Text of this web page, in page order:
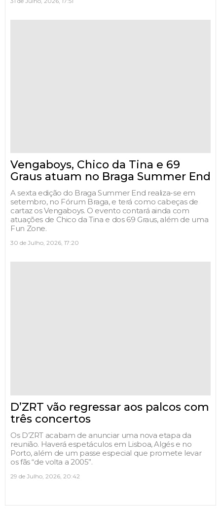
Vengaboys, Chico da Tina e 69
Graus atuam no Braga Summer End
A sexta edição do Braga Summer End realiza-se em
setembro, no Fórum Braga, e terá como cabeças de
cartaz os Vengaboys. O evento contará ainda com
atuações de Chico da Tina e dos 69 Graus, além de uma
Fun Zone.
30 de Julho, 2026, 17:20
D’ZRT vão regressar aos palcos com
três concertos
Os D’ZRT acabam de anunciar uma nova etapa da
reunião. Haverá espetáculos em Lisboa, Algés e no
Porto, além de um passe especial que promete levar
os fãs “de volta a 2005”.
29 de Julho, 2026, 20:42